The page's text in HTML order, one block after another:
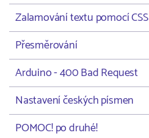
Zalamování textu pomocí CSS
Přesměrování
Arduino - 400 Bad Request
Nastavení českých písmen
POMOC! po druhé!